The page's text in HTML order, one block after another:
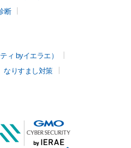
断
ィ byイエラエ）
なりすまし対策